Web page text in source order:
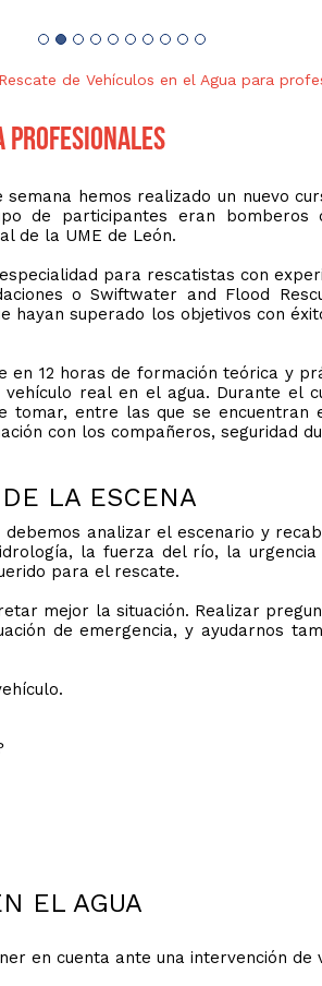
de Vehículos en el Agua para
profesionales
semana hemos realizado un nuevo
de participantes eran bomberos
de la UME de León.
para rescatistas con
o Swiftwater and Flood
hayan superado los objetivos con
en 12 horas de formación teórica y
real en el agua. Durante el
tomar, entre las que se encuentran
con los compañeros, seguridad
LA ESCENA
analizar el escenario y
la fuerza del río, la
para el rescate.
mejor la situación. Realizar
de emergencia, y ayudarnos
EL AGUA
en cuenta ante una intervención de